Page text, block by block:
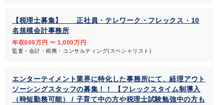
【税理士募集】 正社員・テレワーク・フレックス・10
名規模会計事務所
年収600万円 〜 1,000万円
監査・会計・税務・コンサルティング(スペシャリスト)
エンターテイメント業界に特化した事務所にて、経理アウト
ソーシングスタッフの募集！！ 【フレックスタイム制導入
（時短勤務可能） / 子育て中の方や税理士試験勉強中の方も